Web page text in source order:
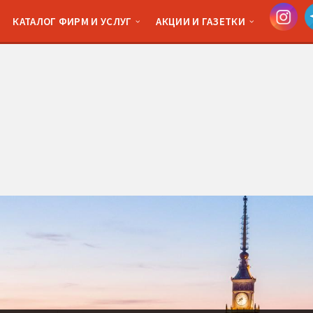
КАТАЛОГ ФИРМ И УСЛУГ АКЦИИ И ГАЗЕТКИ